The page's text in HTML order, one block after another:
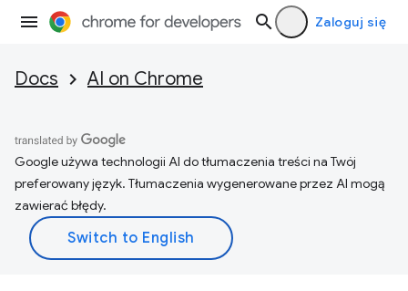
Zaloguj się
Docs AI on Chrome
Google używa technologii AI do tłumaczenia treści na Twój
preferowany język. Tłumaczenia wygenerowane przez AI mogą
zawierać błędy.